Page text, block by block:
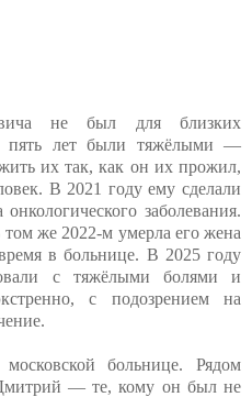
не был для близких
пять лет были тяжёлыми —
их так, как он их прожил,
В 2021 году ему сделали
заболевания.
же 2022-м умерла его жена
в больнице. В 2025 году
с тяжёлыми болями и
с подозрением на
больнице. Рядом
— те, кому он был не